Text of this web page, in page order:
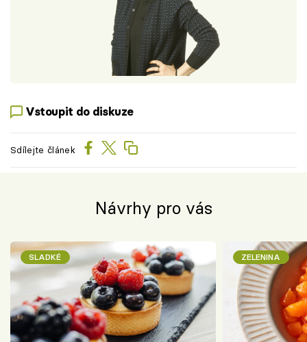
Vstoupit do diskuze
Sdílejte článek
Návrhy pro vás
SLADKÉ ZELENINA